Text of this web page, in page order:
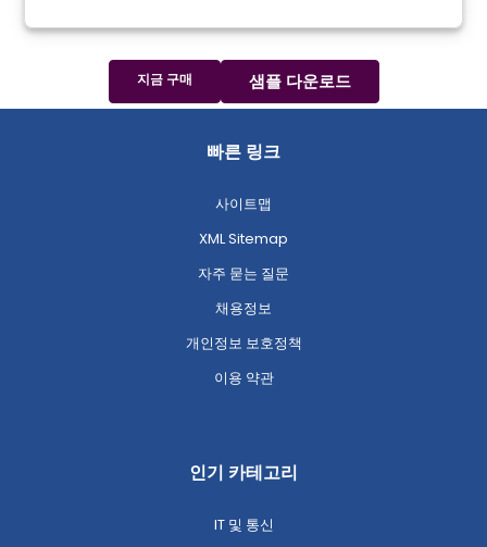
지금 구매 샘플 다운로드
빠른 링크
사이트맵
XML Sitemap
자주 묻는 질문
채용정보
개인정보 보호정책
이용 약관
인기 카테고리
IT 및 통신